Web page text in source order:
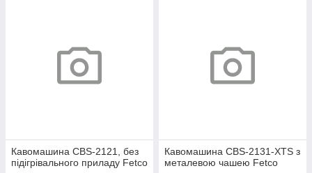
Кавомашина CBS-2121, без
підігрівального приладу Fetco
Кавомашина CBS-2131-XTS з
металевою чашею Fetco